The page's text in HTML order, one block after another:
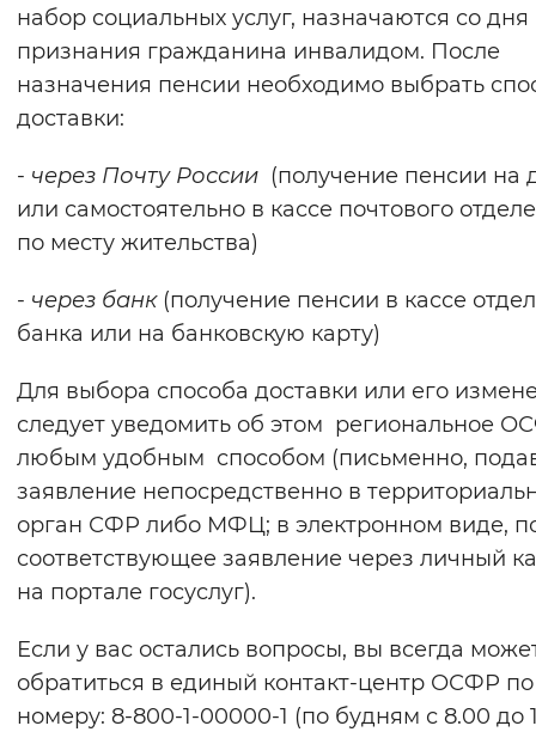
набор социальных услуг, назначаются со дня
признания гражданина инвалидом. После
назначения пенсии необходимо выбрать
доставки:
- через Почту России (получение пенсии на
или самостоятельно в кассе почтового
по месту жительства)
- через банк(получение пенсии в кассе
банка или на банковскую карту)
Для выбора способа доставки или его
следует уведомить об этом региональное
любым удобным способом (письменно,
заявление непосредственно в
орган СФР либо МФЦ; в электронном виде,
соответствующее заявление через личный
на портале госуслуг).
Если у вас остались вопросы, вы всегда
обратиться в единый контакт-центр ОСФР по
номеру: 8-800-1-00000-1 (по будням с 8.00 до